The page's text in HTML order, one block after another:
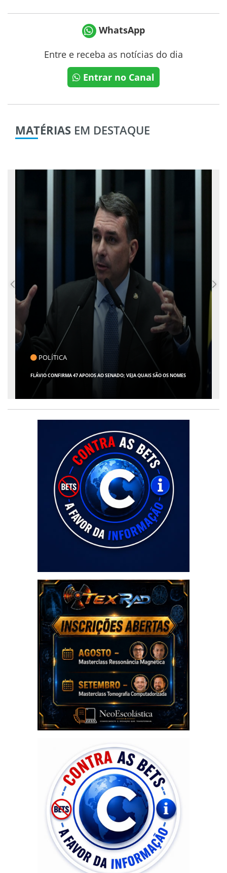
WhatsApp
Entre e receba as notícias do dia
Entrar no Canal
MATÉRIAS EM DESTAQUE
CLICK INDICA
GIRO POR SERGIPE, BRASIL E MUNDO - 07 DE AGOSTO DE 2026